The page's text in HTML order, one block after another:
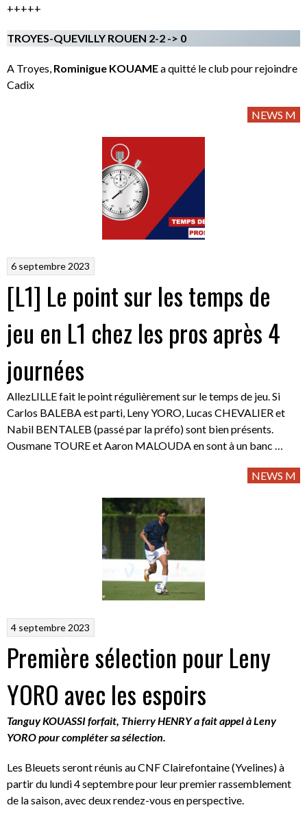
+++++
TROYES-QUEVILLY ROUEN 2-2 -> 0
A Troyes, Rominigue KOUAMEa quitté le club pour rejoindre
Cadix
NEWS M
6 septembre 2023
[L1] Le point sur les temps de
jeu en L1 chez les pros après 4
journées
AllezLILLE fait le point régulièrement sur le temps de jeu. Si
Carlos BALEBA est parti, Leny YORO, Lucas CHEVALIER et
Nabil BENTALEB (passé par la préfo) sont bien présents.
Ousmane TOURE et Aaron MALOUDA en sont à un banc …
NEWS M
4 septembre 2023
Première sélection pour Leny
YORO avec les espoirs
Tanguy KOUASSI forfait, Thierry HENRY a fait appel à Leny
YORO pour compléter sa sélection.
Les Bleuets seront réunis au CNF Clairefontaine (Yvelines) à
partir du lundi 4 septembre pour leur premier rassemblement
de la saison, avec deux rendez-vous en perspective.